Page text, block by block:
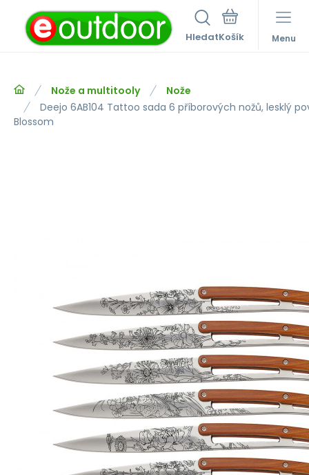
Hledat Menu
Nože a multitooly
Nože
Deejo 6AB104 Tattoo sada 6 příborových nožů, lesklý
Blossom